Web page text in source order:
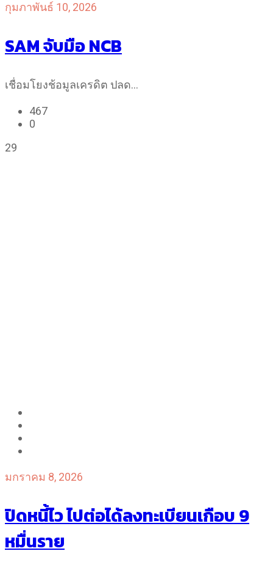
กุมภาพันธ์ 10, 2026
SAM จับมือ NCB
เชื่อมโยงช้อมูลเครดิต ปลด…
467
0
29
มกราคม 8, 2026
ปิดหนี้ไว ไปต่อได้ลงทะเบียนเกือบ 9
หมื่นราย